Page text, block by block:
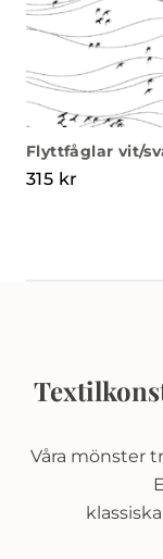
Flyttfåglar vit/
315 kr
Våra mönster